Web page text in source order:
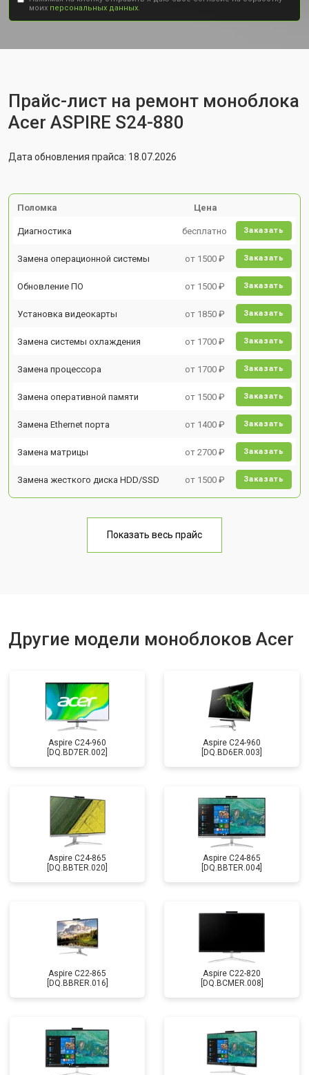
моих персональных данных.
Прайс-лист на ремонт моноблока
Acer ASPIRE S24-880
Дата обновления прайса: 18.07.2026
Поломка Цена
Диагностика бесплатно Заказать
Замена операционной системы от 1500 ₽ Заказать
Обновление ПО от 1500 ₽ Заказать
Установка видеокарты от 1850 ₽ Заказать
Замена системы охлаждения от 1700 ₽ Заказать
Замена процессора от 1700 ₽ Заказать
Замена оперативной памяти от 1500 ₽ Заказать
Замена Ethernet порта от 1400 ₽ Заказать
Замена матрицы от 2700 ₽ Заказать
Замена жесткого диска HDD/SSD от 1500 ₽ Заказать
Показать весь прайс
Другие модели моноблоков Acer
Aspire C24-960
[DQ.BD7ER.002]
Aspire C24-960
[DQ.BD6ER.003]
Aspire C24-865
[DQ.BBTER.020]
Aspire C24-865
[DQ.BBTER.004]
Aspire C22-865
[DQ.BBRER.016]
Aspire C22-820
[DQ.BCMER.008]